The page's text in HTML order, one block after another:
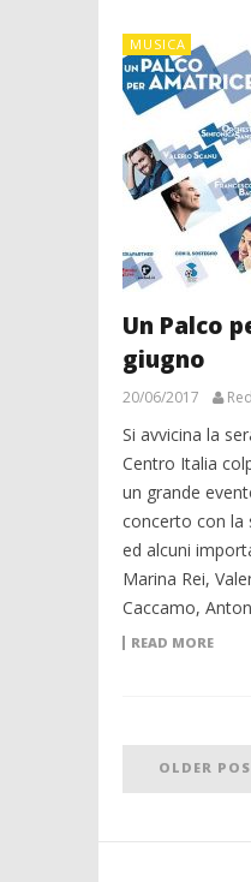
MUSICA
Un Palco
giugno
20/06/2017
Si avvicina la
Centro Italia
un grande
concerto con la
ed alcuni
Marina Rei,
Caccamo,
READ MORE
OLDER